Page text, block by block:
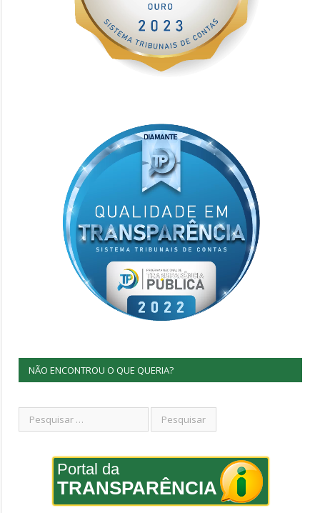
NÃO ENCONTROU O QUE QUERIA?
Portal da
TRANSPARÊNCIA